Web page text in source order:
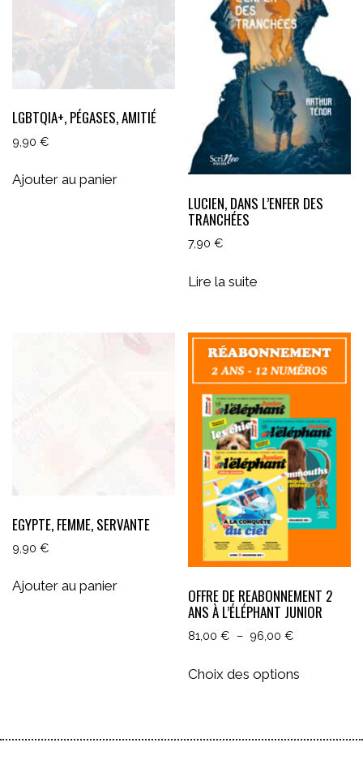
LGBTQIA+, PÉGASES, AMITIÉ
9,90 €
Ajouter au panier
LUCIEN, DANS L’ENFER DES
TRANCHÉES
7,90€
Lire la suite
EGYPTE, FEMME, SERVANTE
9,90 €
Ajouter au panier
OFFRE DE REABONNEMENT 2
ANS À L’ÉLÉPHANT JUNIOR
81,00€ – 96,00€
prix :
Choix des options
variations.